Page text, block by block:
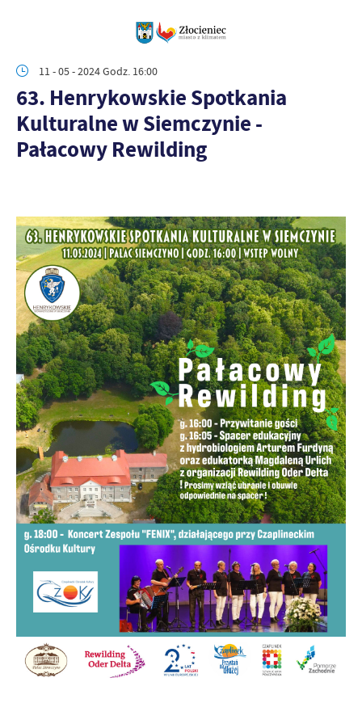
11 - 05 - 2024 Godz. 16:00
63. Henrykowskie Spotkania
Kulturalne w Siemczynie -
Pałacowy Rewilding